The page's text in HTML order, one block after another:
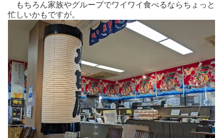
もちろん家族やグループでワイワイ食べるならちょっと
忙しいかもですが。